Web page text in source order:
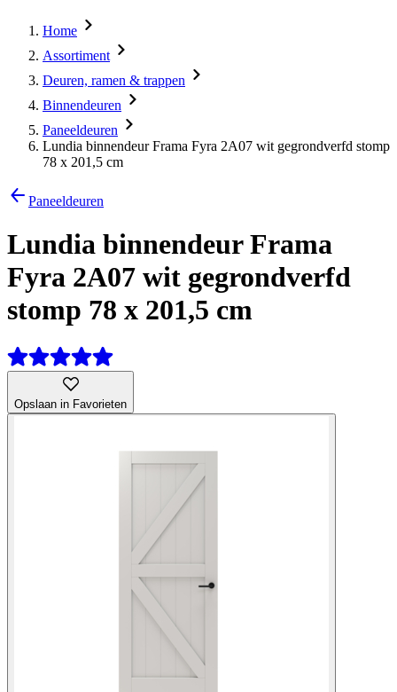
Home
Assortiment
Deuren, ramen & trappen
Binnendeuren
Paneeldeuren
Lundia binnendeur Frama Fyra 2A07 wit gegrondverfd stomp
78 x 201,5 cm
Paneeldeuren
Lundia binnendeur Frama
Fyra 2A07 wit gegrondverfd
stomp 78 x 201,5 cm
Opslaan in Favorieten